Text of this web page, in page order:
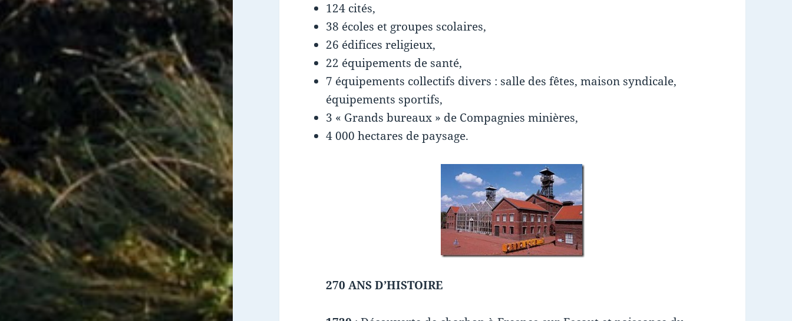
124 cités,
38 écoles et groupes scolaires,
26 édifices religieux,
22 équipements de santé,
7 équipements collectifs divers : salle des fêtes, maison syndicale,
équipements sportifs,
3 « Grands bureaux » de Compagnies minières,
4 000 hectares de paysage.
270 ANS D’HISTOIRE